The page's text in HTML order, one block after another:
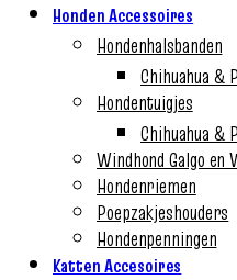
Honden Accessoires
Hondenhalsbanden
Chihuahua &
Hondentuigjes
Chihuahua &
Windhond Galgo en
Hondenriemen
Poepzakjeshouders
Hondenpenningen
Katten Accesoires